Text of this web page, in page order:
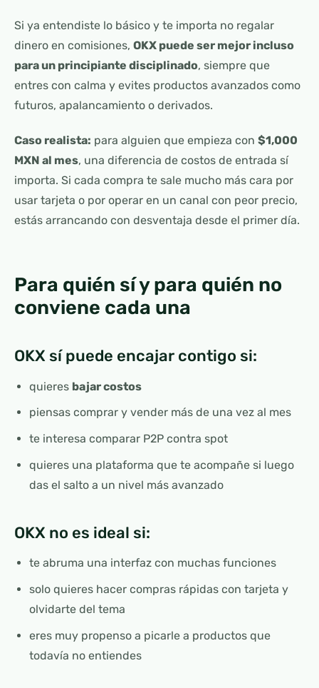
Si ya entendiste lo básico y te importa no regalar
dinero en comisiones, OKX puede ser mejor incluso
para un principiante disciplinado, siempre que
entres con calma y evites productos avanzados como
futuros, apalancamiento o derivados.
Caso realista: para alguien que empieza con $1,000
MXN al mes, una diferencia de costos de entrada sí
importa. Si cada compra te sale mucho más cara por
usar tarjeta o por operar en un canal con peor precio,
estás arrancando con desventaja desde el primer día.
Para quién sí y para quién no
conviene cada una
OKX sí puede encajar contigo si:
quieres bajar costos
piensas comprar y vender más de una vez al mes
te interesa comparar P2P contra spot
quieres una plataforma que te acompañe si luego
das el salto a un nivel más avanzado
OKX no es ideal si:
te abruma una interfaz con muchas funciones
solo quieres hacer compras rápidas con tarjeta y
olvidarte del tema
eres muy propenso a picarle a productos que
todavía no entiendes